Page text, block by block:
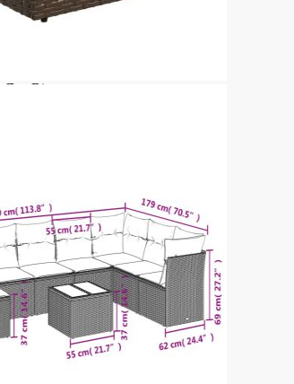
Д x В)
стомана
Д x В)